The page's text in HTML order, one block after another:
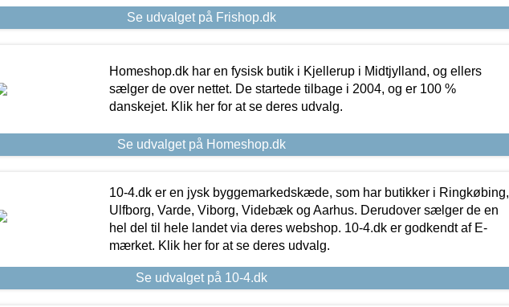
Se udvalget på Frishop.dk
Homeshop.dk har en fysisk butik i Kjellerup i Midtjylland, og ellers
sælger de over nettet. De startede tilbage i 2004, og er 100 %
danskejet. Klik her for at se deres udvalg.
Se udvalget på Homeshop.dk
10-4.dk er en jysk byggemarkedskæde, som har butikker i Ringkøbing,
Ulfborg, Varde, Viborg, Videbæk og Aarhus. Derudover sælger de en
hel del til hele landet via deres webshop. 10-4.dk er godkendt af E-
mærket. Klik her for at se deres udvalg.
Se udvalget på 10-4.dk